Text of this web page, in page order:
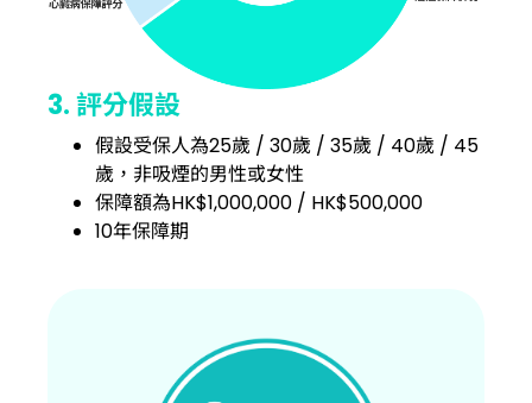
3. 評分假設
假設受保人為25歲 / 30歲 / 35歲 / 40歲 / 45
歲，非吸煙的男性或女性
保障額為HK$1,000,000 / HK$500,000
10年保障期